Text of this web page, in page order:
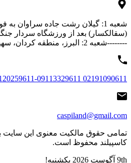
شعبه 1: گیلان رشت جاده سراوان
(سقالکسار) بعد از ورزشگاه سردار
--------شعبه 2: البرز، منطقه کردان، سهیلیه، خ ولیعصر، سنقرآباد
02191090611 09120259611-09113329611
caspiland@gmail.com
تمامی حقوق مالکیت معنوی این ‌سایت
کاسپیلند محفوظ است.
9th آگوست 2026 یکشنبه!